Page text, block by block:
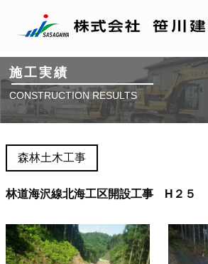
施工実績
CONSTRUCTION RESULTS
森林土木工事
林道海沢線北海工区開設工事 H２５